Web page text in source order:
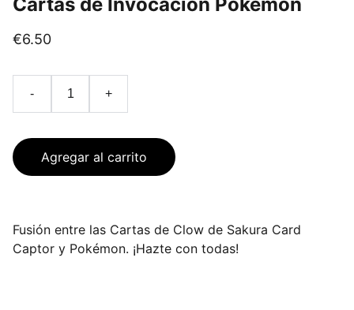
€6.50
- +
Agregar al carrito
Fusión entre las Cartas de Clow de Sakura Card
Captor y Pokémon. ¡Hazte con todas!